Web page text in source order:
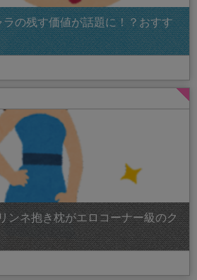
の残す価値が話題に！？おすす
ンネ抱き枕がエロコーナー級のク